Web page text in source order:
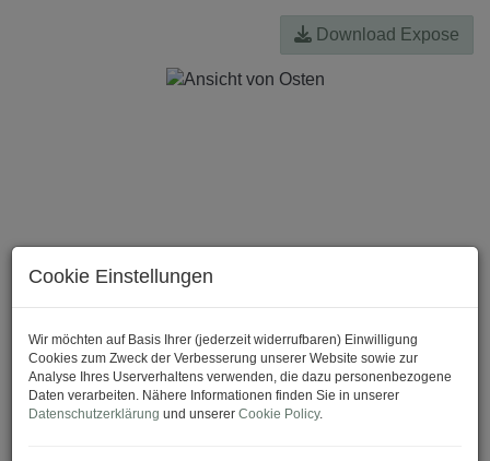
Download Expose
Cookie Einstellungen
Wir möchten auf Basis Ihrer (jederzeit widerrufbaren) Einwilligung
Cookies zum Zweck der Verbesserung unserer Website sowie zur
Analyse Ihres Userverhaltens verwenden, die dazu personenbezogene
Daten verarbeiten. Nähere Informationen finden Sie in unserer
Datenschutzerklärung und unserer Cookie Policy.